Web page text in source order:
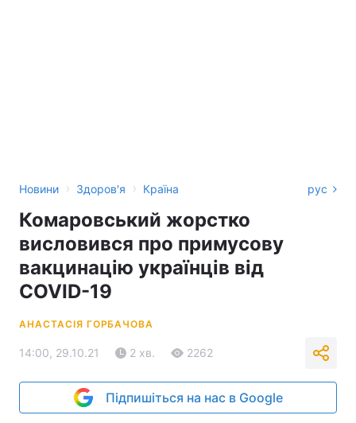
Новини › Здоров'я › Країна рус
Комаровський жорстко
висловився про примусову
вакцинацію українців від
COVID-19
АНАСТАСІЯ ГОРБАЧОВА
14:00, 29.10.21 2 хв. 2262
Підпишіться на нас в Google